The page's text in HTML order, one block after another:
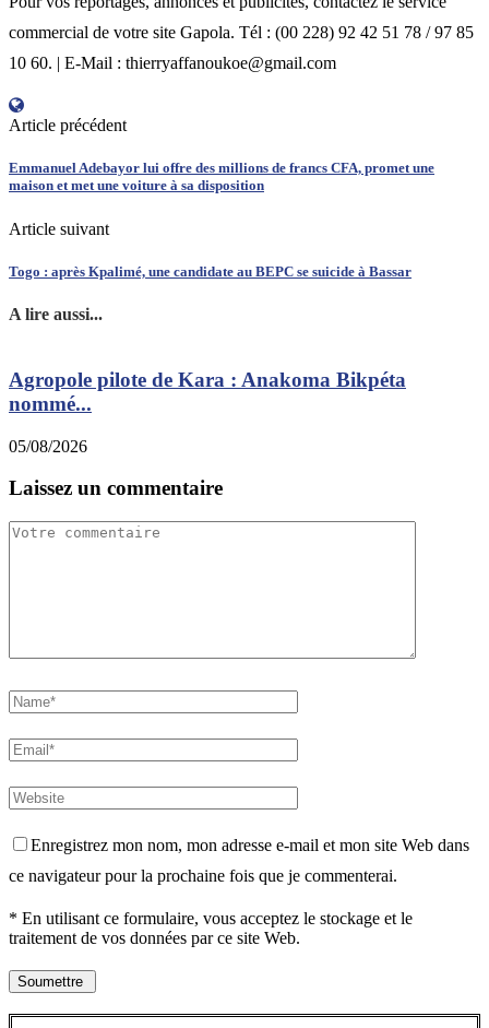
commercial de votre site Gapola. Tél : (00 228) 92 42 51 78 / 97 85
10 60. | E-Mail : thierryaffanoukoe@gmail.com
Article précédent
Emmanuel Adebayor lui offre des millions de francs CFA, promet une
maison et met une voiture à sa disposition
Article suivant
Togo : après Kpalimé, une candidate au BEPC se suicide à Bassar
A lire aussi...
Agropole pilote de Kara : Anakoma Bikpéta
nommé...
05/08/2026
Laissez un commentaire
Enregistrez mon nom, mon adresse e-mail et mon site Web dans
ce navigateur pour la prochaine fois que je commenterai.
* En utilisant ce formulaire, vous acceptez le stockage et le
traitement de vos données par ce site Web.